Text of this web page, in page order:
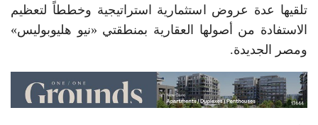
تلقيها عدة عروض استثمارية استراتيجية وخططاً لتعظيم
الاستفادة من أصولها العقارية بمنطقتي «نيو هليوبوليس»
ومصر الجديدة.